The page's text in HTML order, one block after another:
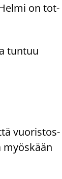
on tot­
tun­tuu
vuo­ris­tos­
myös­kään